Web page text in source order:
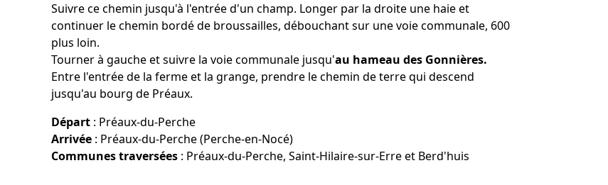
Suivre ce chemin jusqu'à l'entrée d'un champ. Longer par la droite une haie et
continuer le chemin bordé de broussailles, débouchant sur une voie communale, 600
plus loin.
Tourner à gauche et suivre la voie communale jusqu'au hameau des Gonnières.
Entre l'entrée de la ferme et la grange, prendre le chemin de terre qui descend
jusqu'au bourg de Préaux.
Départ : Préaux-du-Perche
Arrivée : Préaux-du-Perche (Perche-en-Nocé)
Communes traversées : Préaux-du-Perche, Saint-Hilaire-sur-Erre et Berd'huis